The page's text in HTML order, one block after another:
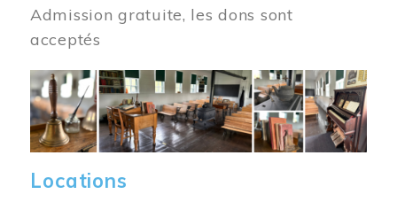
Admission gratuite, les dons sont
acceptés
Image
Locations